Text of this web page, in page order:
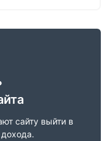
сайту выйти в